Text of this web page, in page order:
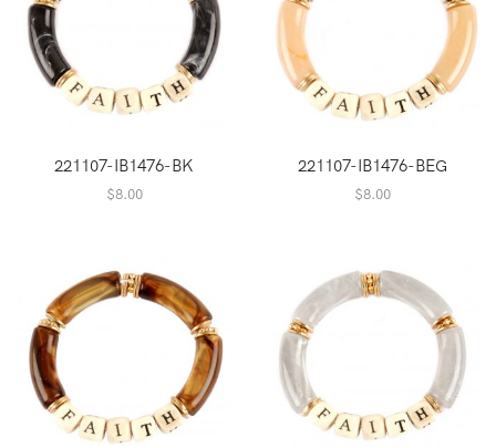
221107-IB1476-BK
$8.00
221107-IB1476-BEG
$8.00